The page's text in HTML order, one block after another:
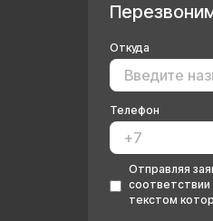
Откуда
Телефон
Отправляя
соответствии
текстом